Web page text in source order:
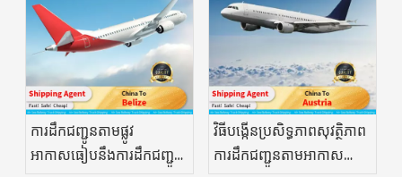
ការដឹកជញ្ជូនតាមផ្លូវ
អាកាសធៀបនឹងការដឹកជញ្ជូន
វិធីបង្កើនប្រសិទ្ធភាពសុវត្ថិភាព
ការដឹកជញ្ជូនតាមអាកាស